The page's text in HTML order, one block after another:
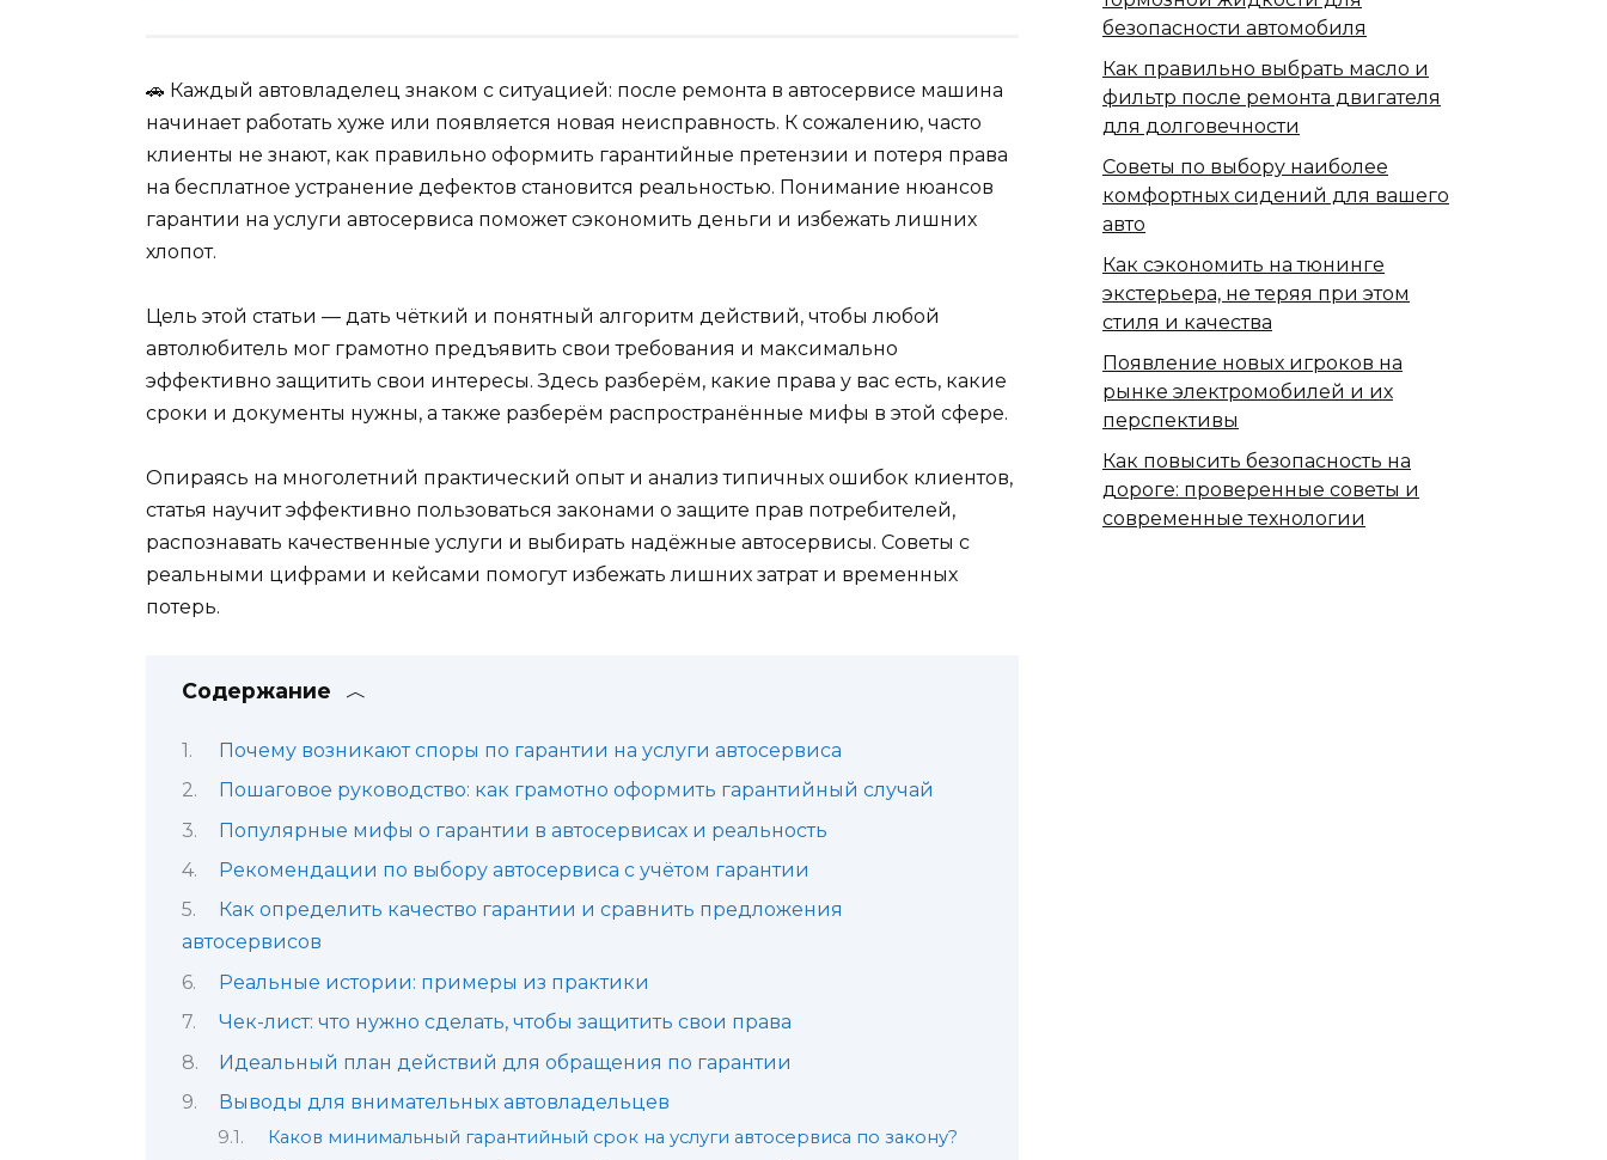
🚗 Каждый автовладелец знаком с ситуацией: после ремонта в автосервисе машина
начинает работать хуже или появляется новая неисправность. К сожалению, часто
клиенты не знают, как правильно оформить гарантийные претензии и потеря права
на бесплатное устранение дефектов становится реальностью. Понимание нюансов
гарантии на услуги автосервиса поможет сэкономить деньги и избежать лишних
хлопот.
Цель этой статьи — дать чёткий и понятный алгоритм действий, чтобы любой
автолюбитель мог грамотно предъявить свои требования и максимально
эффективно защитить свои интересы. Здесь разберём, какие права у вас есть, какие
сроки и документы нужны, а также разберём распространённые мифы в этой сфере.
Опираясь на многолетний практический опыт и анализ типичных ошибок клиентов,
статья научит эффективно пользоваться законами о защите прав потребителей,
распознавать качественные услуги и выбирать надёжные автосервисы. Советы с
реальными цифрами и кейсами помогут избежать лишних затрат и временных
потерь.
Содержание
Почему возникают споры по гарантии на услуги автосервиса
Пошаговое руководство: как грамотно оформить гарантийный случай
Популярные мифы о гарантии в автосервисах и реальность
Рекомендации по выбору автосервиса с учётом гарантии
Как определить качество гарантии и сравнить предложения
автосервисов
Реальные истории: примеры из практики
Чек-лист: что нужно сделать, чтобы защитить свои права
Идеальный план действий для обращения по гарантии
Выводы для внимательных автовладельцев
Каков минимальный гарантийный срок на услуги автосервиса по закону?
безопасности автомобиля
Как правильно выбрать масло и
фильтр после ремонта двигателя
для долговечности
Советы по выбору наиболее
комфортных сидений для вашего
авто
Как сэкономить на тюнинге
экстерьера, не теряя при этом
стиля и качества
Появление новых игроков на
рынке электромобилей и их
перспективы
Как повысить безопасность на
дороге: проверенные советы и
современные технологии